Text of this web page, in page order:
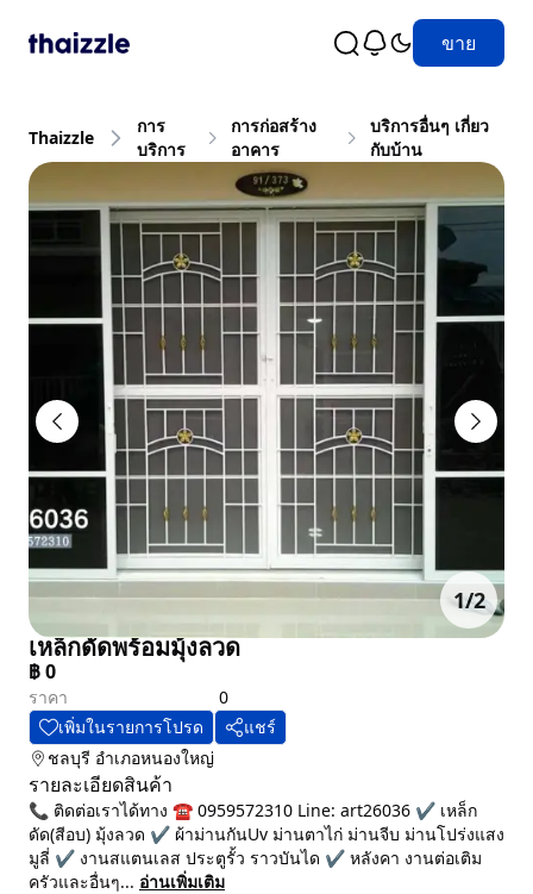
ขาย
Thaizzle
การ
บริการ
การก่อสร้าง
อาคาร
บริการอื่นๆ เกี่ยว
กับบ้าน
1/2
เหล็กดัดพร้อมมุ้งลวด
฿0
ราคา
0
เพิ่มในรายการโปรด
แชร์
ชลบุรี อำเภอหนองใหญ่
รายละเอียดสินค้า
📞 ติดต่อเราได้ทาง ☎️ 0959572310 Line: art26036 ✔️ เหล็ก
ดัด(สีอบ) มุ้งลวด ✔️ ผ้าม่านกันUv ม่านตาไก่ ม่านจีบ ม่านโปร่งแสง
มูลี่ ✔️ งานสแตนเลส ประตูรั้ว ราวบันได ✔️ หลังคา งานต่อเติม
ครัวและอื่นๆ... อ่านเพิ่มเติม